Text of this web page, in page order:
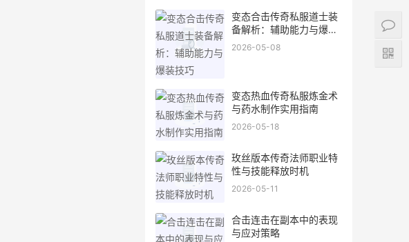
变态合击传奇私服道士装
备解析：辅助能力与爆装
技巧
2026-05-08
变态热血传奇私服炼金术
与药水制作实用指南
2026-05-18
玫丝版本传奇法师职业特
性与技能释放时机
2026-05-11
合击连击在副本中的表现
与应对策略